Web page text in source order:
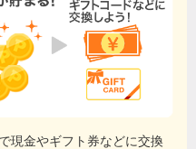
現金やギフト券などに交換